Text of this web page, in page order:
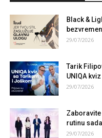
Black &
29/07/2026
Tarik
UNIQA kviz
29/07/2026
rutinu
29/07/2026